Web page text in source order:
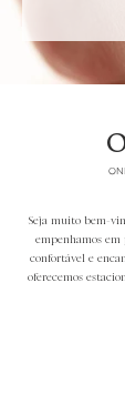
Seja muito bem-
empenhamos em
confortável e
oferecemos